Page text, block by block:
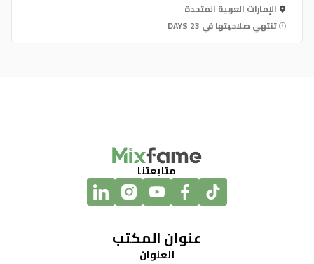
الإمارات العربية المتحدة
تنتهي صلاحيتها في 23 DAYS
متابعتنا
عنوان المكتب
العنوان